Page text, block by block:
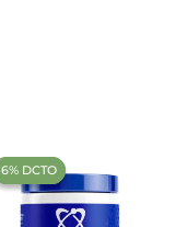
‍6% DCTO‍‍
‍6% DCTO‍‍